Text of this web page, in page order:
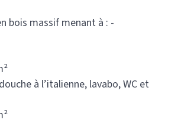
bois massif menant à : -
à l’italienne, lavabo, WC et